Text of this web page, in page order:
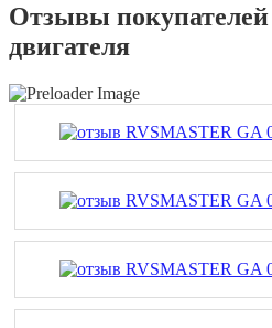
Отзывы покупателей
двигателя